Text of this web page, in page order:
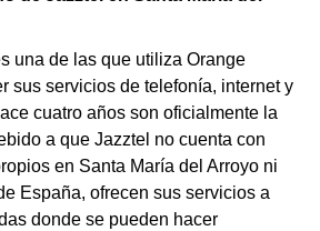
una de las que utiliza Orange
sus servicios de telefonía, internet y
cuatro años son oficialmente la
a que Jazztel no cuenta con
en Santa María del Arroyo ni
España, ofrecen sus servicios a
donde se pueden hacer